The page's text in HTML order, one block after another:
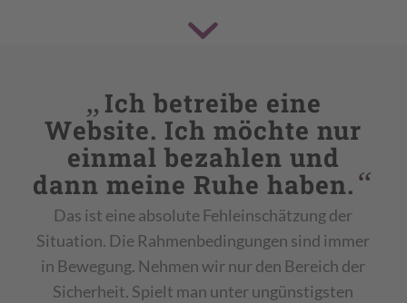
„ Ich betreibe eine
Website. Ich möchte nur
einmal bezahlen und
dann meine Ruhe haben.“
Das ist eine absolute Fehleinschätzung der
Situation. Die Rahmenbedingungen sind immer
in Bewegung. Nehmen wir nur den Bereich der
Sicherheit. Spielt man unter ungünstigsten